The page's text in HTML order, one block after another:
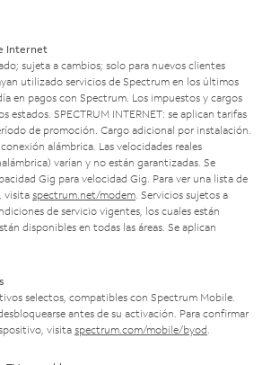
Internet
sujeta a cambios; solo para nuevos clientes
utilizado servicios de Spectrum en los últimos
en pagos con Spectrum. Los impuestos y cargos
estados. SPECTRUM INTERNET: se aplican tarifas
de promoción. Cargo adicional por instalación.
alámbrica. Las velocidades reales
varían y no están garantizadas. Se
Gig para velocidad Gig. Para ver una lista de
visita spectrum.net/modem . Servicios sujetos a
de servicio vigentes, los cuales están
disponibles en todas las áreas. Se aplican
selectos, compatibles con Spectrum Mobile.
antes de su activación. Para confirmar
visita spectrum.com/mobile/byod